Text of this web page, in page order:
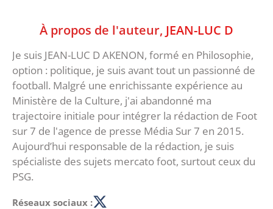
À propos de l'auteur, JEAN-LUC D
Je suis JEAN-LUC D AKENON, formé en Philosophie,
option : politique, je suis avant tout un passionné de
football. Malgré une enrichissante expérience au
Ministère de la Culture, j'ai abandonné ma
trajectoire initiale pour intégrer la rédaction de Foot
sur 7 de l'agence de presse Média Sur 7 en 2015.
Aujourd’hui responsable de la rédaction, je suis
spécialiste des sujets mercato foot, surtout ceux du
PSG.
Réseaux sociaux :